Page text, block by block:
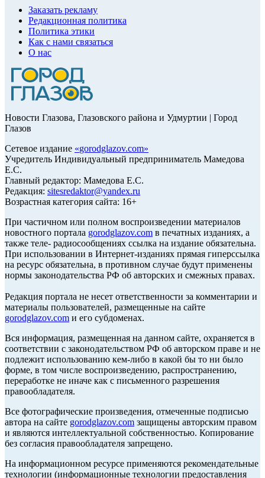
Заказать рекламу
Редакционная политика
Политика этики
Как с нами связаться
О нас
Новости Глазова, Глазовского района и Удмуртии | Город
Глазов
Сетевое издание «gorodglazov.com»
Учредитель Индивидуальный предприниматель Мамедова
Е.С.
Главный редактор: Мамедова Е.С.
Редакция: sitesredaktor@yandex.ru
Возрастная категория сайта: 16+
При частичном или полном воспроизведении материалов
новостного портала gorodglazov.com в печатных изданиях, а
также теле- радиосообщениях ссылка на издание обязательна.
При использовании в Интернет-изданиях прямая гиперссылка
на ресурс обязательна, в противном случае будут применены
нормы законодательства РФ об авторских и смежных правах.
Редакция портала не несет ответственности за комментарии и
материалы пользователей, размещенные на сайте
gorodglazov.com и его субдоменах.
Вся информация, размещенная на данном сайте, охраняется в
соответствии с законодательством РФ об авторском праве и не
подлежит использованию кем-либо в какой бы то ни было
форме, в том числе воспроизведению, распространению,
переработке не иначе как с письменного разрешения
правообладателя.
Все фотографические произведения, отмеченные подписью
автора на сайте gorodglazov.com защищены авторским правом
и являются интеллектуальной собственностью. Копирование
без согласия правообладателя запрещено.
На информационном ресурсе применяются рекомендательные
технологии (информационные технологии предоставления